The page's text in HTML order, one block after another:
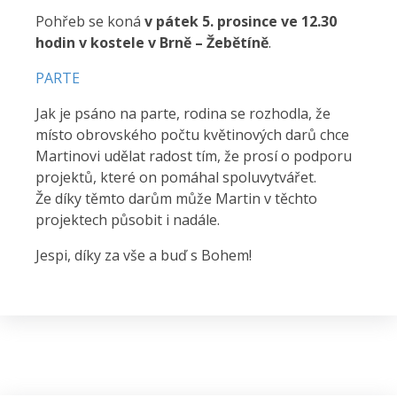
Pohřeb se koná v pátek 5. prosince ve 12.30
hodin v kostele v Brně – Žebětíně.
PARTE
Jak je psáno na parte, rodina se rozhodla, že
místo obrovského počtu květinových darů chce
Martinovi udělat radost tím, že prosí o podporu
projektů, které on pomáhal spoluvytvářet.
Že díky těmto darům může Martin v těchto
projektech působit i nadále.
Jespi, díky za vše a buď s Bohem!